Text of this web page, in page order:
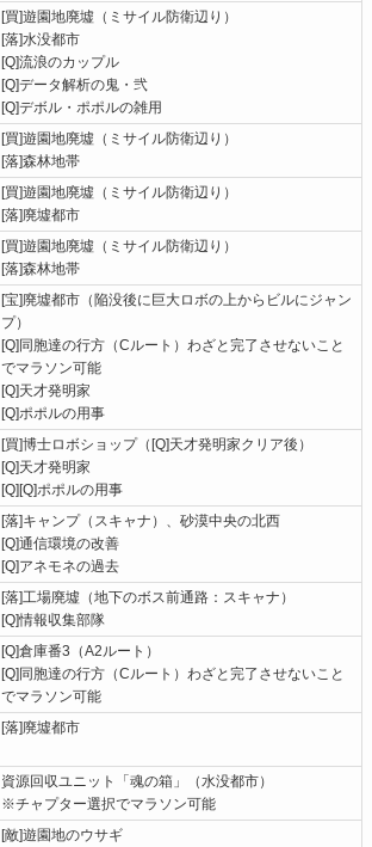
[買]遊園地廃墟（ミサイル防衛辺り）
[落]水没都市
[Q]流浪のカップル
[Q]データ解析の鬼・弐
[Q]デボル・ポポルの雑用
[買]遊園地廃墟（ミサイル防衛辺り）
[落]森林地帯
[買]遊園地廃墟（ミサイル防衛辺り）
[落]廃墟都市
[買]遊園地廃墟（ミサイル防衛辺り）
[落]森林地帯
[宝]廃墟都市（陥没後に巨大ロボの上からビルにジャン
プ）
[Q]同胞達の行方（Cルート）わざと完了させないこと
でマラソン可能
[Q]天才発明家
[Q]ポポルの用事
[買]博士ロボショップ（[Q]天才発明家クリア後）
[Q]天才発明家
[Q][Q]ポポルの用事
[落]キャンプ（スキャナ）、砂漠中央の北西
[Q]通信環境の改善
[Q]アネモネの過去
[落]工場廃墟（地下のボス前通路：スキャナ）
[Q]情報収集部隊
[Q]倉庫番3（A2ルート）
[Q]同胞達の行方（Cルート）わざと完了させないこと
でマラソン可能
[落]廃墟都市
資源回収ユニット「魂の箱」（水没都市）
※チャプター選択でマラソン可能
[敵]遊園地のウサギ